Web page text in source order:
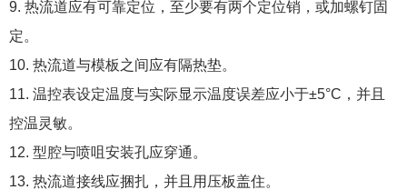
9. 热流道应有可靠定位，至少要有两个定位销，或加螺钉固
定。
10. 热流道与模板之间应有隔热垫。
11. 温控表设定温度与实际显示温度误差应小于±5°C，并且
控温灵敏。
12. 型腔与喷咀安装孔应穿通。
13. 热流道接线应捆扎，并且用压板盖住。